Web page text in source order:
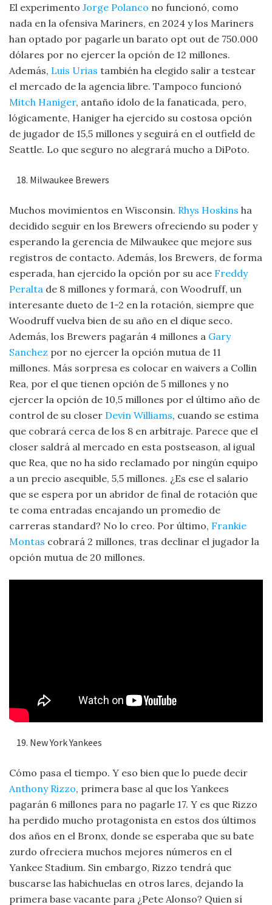
El experimento Jorge Polanco no funcionó, como
nada en la ofensiva Mariners, en 2024 y los Mariners
han optado por pagarle un barato opt out de 750.000
dólares por no ejercer la opción de 12 millones.
Además, Luis Urias también ha elegido salir a testear
el mercado de la agencia libre. Tampoco funcionó
Mitch Haniger, antaño ídolo de la fanaticada, pero,
lógicamente, Haniger ha ejercido su costosa opción
de jugador de 15,5 millones y seguirá en el outfield de
Seattle. Lo que seguro no alegrará mucho a DiPoto.
Milwaukee Brewers
Muchos movimientos en Wisconsin. Rhys Hoskins ha
decidido seguir en los Brewers ofreciendo su poder y
esperando la gerencia de Milwaukee que mejore sus
registros de contacto. Además, los Brewers, de forma
esperada, han ejercido la opción por su ace Freddy
Peralta de 8 millones y formará, con Woodruff, un
interesante dueto de 1-2 en la rotación, siempre que
Woodruff vuelva bien de su año en el dique seco.
Además, los Brewers pagarán 4 millones a Gary
Sanchez por no ejercer la opción mutua de 11
millones. Más sorpresa es colocar en waivers a Collin
Rea, por el que tienen opción de 5 millones y no
ejercer la opción de 10,5 millones por el último año de
control de su closer Devin Williams, cuando se estima
que cobrará cerca de los 8 en arbitraje. Parece que el
closer saldrá al mercado en esta postseason, al igual
que Rea, que no ha sido reclamado por ningún equipo
a un precio asequible, 5,5 millones. ¿Es ese el salario
que se espera por un abridor de final de rotación que
te coma entradas encajando un promedio de
carreras standard? No lo creo. Por último, Frankie
Montas cobrará 2 millones, tras declinar el jugador la
opción mutua de 20 millones.
New York Yankees
Cómo pasa el tiempo. Y eso bien que lo puede decir
Anthony Rizzo, primera base al que los Yankees
pagarán 6 millones para no pagarle 17. Y es que Rizzo
ha perdido mucho protagonista en estos dos últimos
dos años en el Bronx, donde se esperaba que su bate
zurdo ofreciera muchos mejores números en el
Yankee Stadium. Sin embargo, Rizzo tendrá que
buscarse las habichuelas en otros lares, dejando la
primera base vacante para ¿Pete Alonso? Quien sí